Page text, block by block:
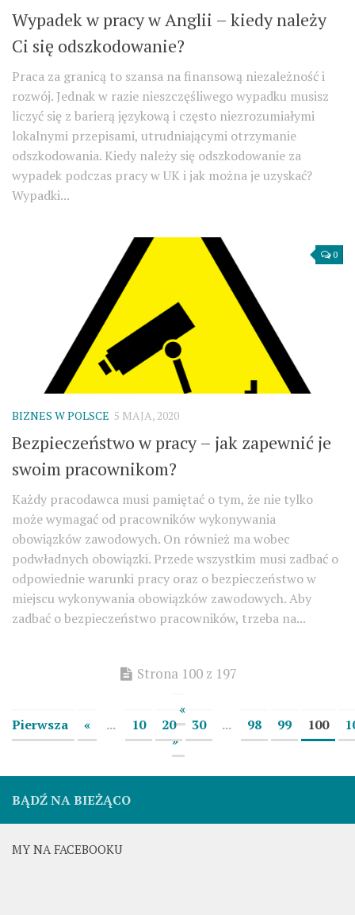
Wypadek w pracy w Anglii – kiedy należy
Ci się odszkodowanie?
Praca za granicą to szansa na finansową niezależność i
rozwój. Jednak w razie nieszczęśliwego wypadku musisz
liczyć się z barierą językową i często niezrozumiałymi
lokalnymi przepisami, utrudniającymi otrzymanie
odszkodowania. Kiedy należy się odszkodowanie za
wypadek podczas pracy w UK i jak można je uzyskać?
Wypadki...
0
BIZNES W POLSCE 5 MAJA, 2020
Bezpieczeństwo w pracy – jak zapewnić je
swoim pracownikom?
Każdy pracodawca musi pamiętać o tym, że nie tylko
może wymagać od pracowników wykonywania
obowiązków zawodowych. On również ma wobec
podwładnych obowiązki. Przede wszystkim musi zadbać o
odpowiednie warunki pracy oraz o bezpieczeństwo w
miejscu wykonywania obowiązków zawodowych. Aby
zadbać o bezpieczeństwo pracowników, trzeba na...
Strona 100 z 197
«
Pierwsza
« ... 10 20 30 ... 98 99 100
»
BĄDŹ NA BIEŻĄCO
MY NA FACEBOOKU